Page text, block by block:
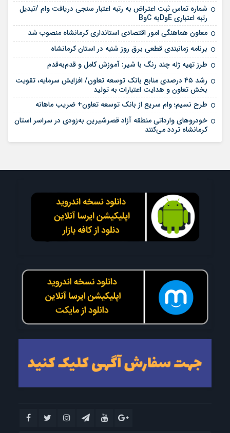
آغاز به کار سامانه هوشمند پرداخت الکترونیک در
ناوگان حمل و نقل عمومی شهرداری کرمانشاه
شماره تماس ثبت اعتراض به رتبه اعتبار سنجی دریافت وام /تبدیل
رتبه اعتباری EوDبه CوB
معاون هماهنگی امور اقتصادی استانداری کرمانشاه منصوب شد
برنامه زمانبندی قطعی برق روز شنبه در استان کرمانشاه
طرز تهیه ژله چند رنگ با شیر: آموزش کامل و قدم‌به‌قدم
رشد ۴۵ درصدی منابع بانک توسعه تعاون/ افزایش سرمایه، تقویت
بخش تعاون و هدایت اعتبارات به تولید
طرح نسیم؛ وام سریع از بانک توسعه تعاون+ ضریب ماهانه
خودروهای وارداتی منطقه آزاد قصرشیرین به‌زودی در سراسر استان
کرمانشاه تردد می‌کنند